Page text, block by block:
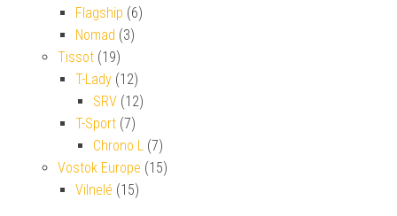
Flagship (6)
Nomad (3)
Tissot (19)
T-Lady (12)
SRV (12)
T-Sport (7)
Chrono L (7)
Vostok Europe (15)
Vilnelé (15)